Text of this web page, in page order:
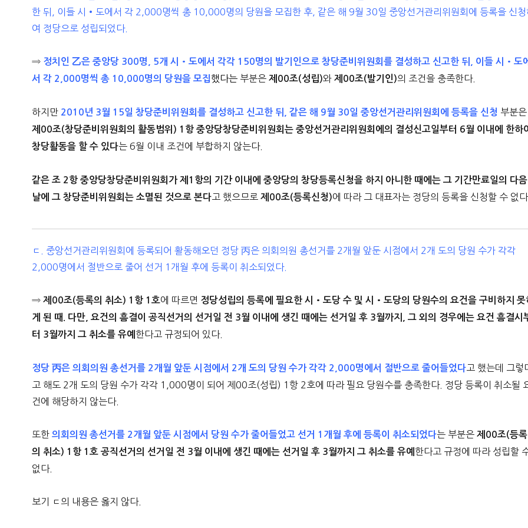
한 뒤, 이들 시•도에서 각 2,000명씩 총 10,000명의 당원을 모집한 후, 같은 해 9월 30일 중앙선거관리위원회에 등록을 신청
여 정당으로 성립되었다.
⇒ 정치인 乙은 중앙당 300명, 5개 시•도에서 각각 150명의 발기인으로 창당준비위원회를 결성하고 신고한 뒤, 이들 시•도에
서 각 2,000명씩 총 10,000명의 당원을 모집 했다는 부분은제00조(성립)와제00조(발기인)의 조건을 충족한다.
하지만 2010년 3월 15일 창당준비위원회를 결성하고 신고한 뒤, 같은 해 9월 30일 중앙선거관리위원회에 등록을 신청 부분은
제00조(창당준비위원회의 활동범위) 1항 중앙당창당준비위원회는 중앙선거관리위원회에의 결성신고일부터 6월 이내에 한하
창당활동을 할 수 있다는 6월 이내 조건에 부합하지 않는다.
같은 조 2항 중앙당창당준비위원회가 제1항의 기간 이내에 중앙당의 창당등록신청을 하지 아니한 때에는 그 기간만료일의 다음
날에 그 창당준비위원회는 소멸된 것으로 본다 고 했으므로제00조(등록신청)에 따라 그 대표자는 정당의 등록을 신청할 수 없다.
ㄷ. 중앙선거관리위원회에 등록되어 활동해오던 정당 丙은 의회의원 총선거를 2개월 앞둔 시점에서 2개 도의 당원 수가 각각
2,000명에서 절반으로 줄어 선거 1개월 후에 등록이 취소되었다.
⇒제00조(등록의 취소) 1항 1호에 따르면 정당성립의 등록에 필요한 시•도당 수 및 시•도당의 당원수의 요건을 구비하지 못
게 된 때. 다만, 요건의 흠결이 공직선거의 선거일 전 3월 이내에 생긴 때에는 선거일 후 3월까지, 그 외의 경우에는 요건 흠결시
터 3월까지 그 취소를 유예한다고 규정되어 있다.
정당 丙은 의회의원 총선거를 2개월 앞둔 시점에서 2개 도의 당원 수가 각각 2,000명에서 절반으로 줄어들었다 고 했는데 그렇
고 해도 2개 도의 당원 수가 각각 1,000명이 되어 제00조(성립) 1항 2호에 따라 필요 당원수를 충족한다. 정당 등록이 취소될
건에 해당하지 않는다.
또한의회의원 총선거를 2개월 앞둔 시점에서 당원 수가 줄어들었고 선거 1개월 후에 등록이 취소되었다는 부분은제00조(등록
의 취소) 1항 1호 공직선거의 선거일 전 3월 이내에 생긴 때에는 선거일 후 3월까지 그 취소를 유예한다고 규정에 따라 성립할
없다.
보기 ㄷ의 내용은 옳지 않다.